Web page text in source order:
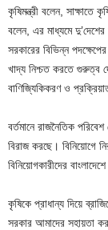
কৃষিমন্ত্রী বলেন, সাক্ষাতে
বলেন, এর মাধ্যমে
সরকারের বিভিন্ন
খাদ্য নিশ্চত করতে গুরুত্ব
বাণিজ্যিকিকরণ ও
বর্তমানে রাজনৈতিক
বিরাজ করছে। বিনিয়োগে
বিনিয়োগকারীদের
কৃষিকে প্রাধান্য দিয়ে
সরকার আমাদের সহায়তা